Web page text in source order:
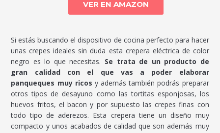
VER EN AMAZON
Si estás buscando el dispositivo de cocina perfecto para hacer
unas crepes ideales sin duda esta crepera eléctrica de color
negro es lo que necesitas. Se trata de un producto de
gran calidad con el que vas a poder elaborar
panqueques muy ricos y además también podrás preparar
otros tipos de desayuno como las tortitas esponjosas, los
huevos fritos, el bacon y por supuesto las crepes finas con
todo tipo de aderezos. Esta crepera tiene un diseño muy
compacto y unos acabados de calidad que son además muy